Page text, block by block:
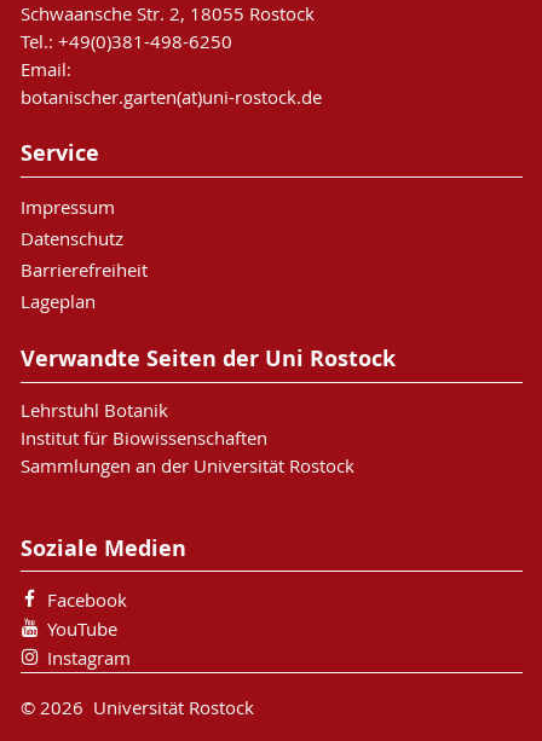
Schwaansche Str. 2, 18055 Rostock
Tel.: +49(0)381-498-6250
Email:
botanischer.garten(at)uni-rostock.de
Service
Impressum
Datenschutz
Barrierefreiheit
Lageplan
Verwandte Seiten der Uni Rostock
Lehrstuhl Botanik
Institut für Biowissenschaften
Sammlungen an der Universität Rostock
Soziale Medien
Facebook
YouTube
Instagram
© 2026 Universität Rostock